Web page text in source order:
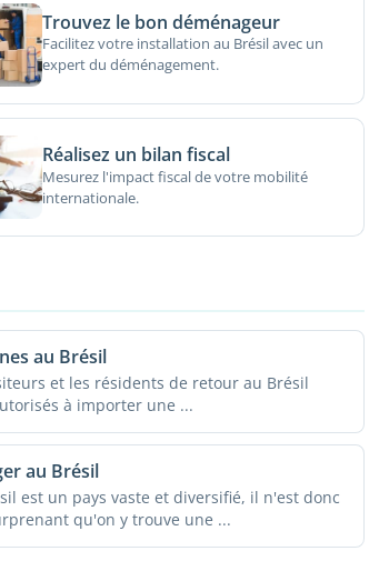
Trouvez le bon déménageur
Facilitez votre installation au Brésil avec un
expert du déménagement.
Réalisez un bilan fiscal
Mesurez l'impact fiscal de votre mobilité
internationale.
au Brésil
et les résidents de retour au Brésil
à importer une ...
au Brésil
est un pays vaste et diversifié, il n'est donc
qu'on y trouve une ...